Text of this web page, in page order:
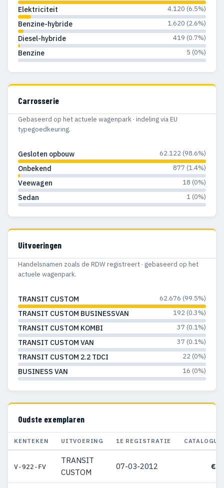
Elektriciteit 4.120 (6.5%)
Benzine-hybride 1.620 (2.6%)
Diesel-hybride 419 (0.7%)
Benzine 5 (0%)
Carrosserie
Gebaseerd op het actuele wagenpark · indeling via EU
typegoedkeuring.
Gesloten opbouw 62.122 (98.6%)
Onbekend 877 (1.4%)
Veewagen 18 (0%)
Sedan 1 (0%)
Uitvoeringen
Handelsnamen zoals de RDW registreert · gebaseerd op het
actuele wagenpark.
TRANSIT CUSTOM 62.676 (99.5%)
TRANSIT CUSTOM BUSINESSVAN 192 (0.3%)
TRANSIT CUSTOM KOMBI 37 (0.1%)
TRANSIT CUSTOM VAN 37 (0.1%)
TRANSIT CUSTOM 2.2 TDCI 22 (0%)
BUSINESS VAN 16 (0%)
Oudste exemplaren
KENTEKEN UITVOERING 1E REGISTRATIE
V-922-FV
TRANSIT
CUSTOM
07-03-2012 €